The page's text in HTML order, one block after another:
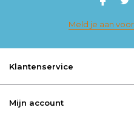
Meld je aan
Klantenservice
Mijn account